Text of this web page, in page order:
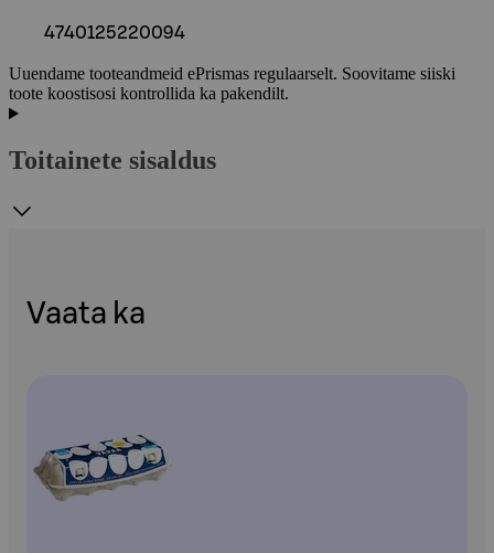
4740125220094
Uuendame tooteandmeid ePrismas regulaarselt. Soovitame siiski
toote koostisosi kontrollida ka pakendilt.
Toitainete sisaldus
Vaata ka